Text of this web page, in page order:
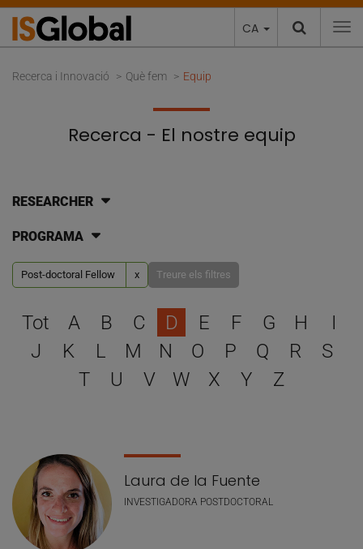
CA
Recerca i Innovació Què fem Equip
Recerca - El nostre equip
RESEARCHER
PROGRAMA
Post-doctoral Fellow x Treure els filtres
Escull una lletra per filtrar
Tot A B C D E F G H
I
J
K L M N O P Q R
S
T
U V W X Y Z
Llistat de personal
Laura de la Fuente
INVESTIGADORA POSTDOCTORAL